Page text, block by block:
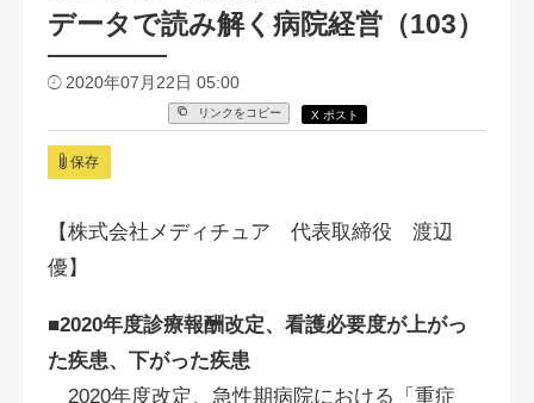
データで読み解く病院経営（103）
2020年07月22日 05:00
リンクをコピー X ポスト
保存
【株式会社メディチュア 代表取締役 渡辺
優】
■2020年度診療報酬改定、看護必要度が上がっ
た疾患、下がった疾患
2020年度改定、急性期病院における「重症